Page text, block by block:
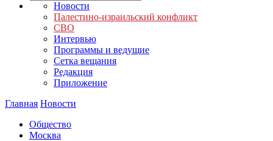
Новости
Палестино-израильский конфликт
СВО
Интервью
Программы и ведущие
Сетка вещания
Редакция
Приложение
Главная Новости
Общество
Москва